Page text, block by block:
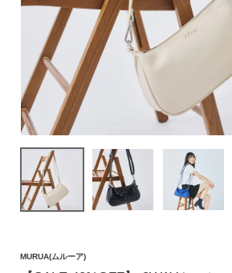
検索
バッグ
ショルダーバッグ
トートバッグ
リュック
MURUA(ムルーア)